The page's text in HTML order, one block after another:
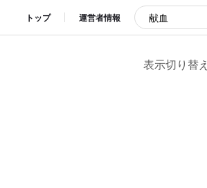
トップ 運営者情報
表示切り替え